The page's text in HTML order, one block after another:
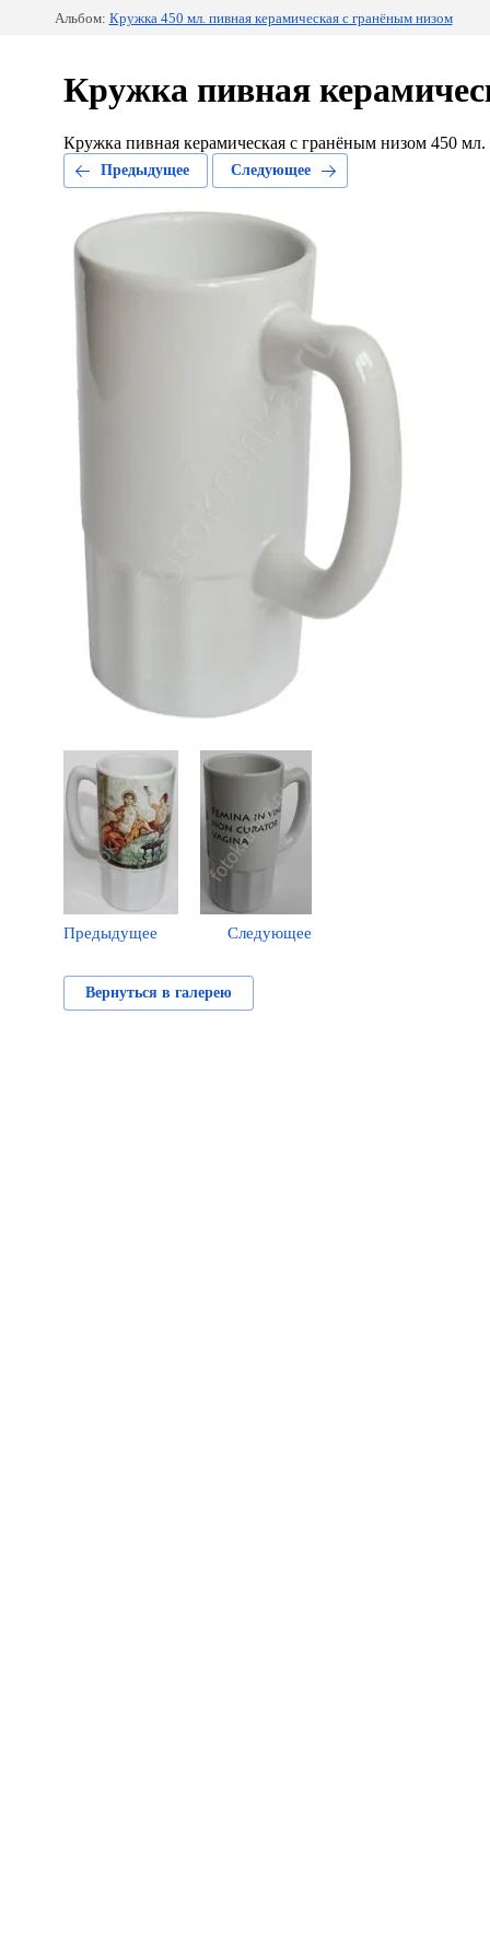
Альбом: Кружка 450 мл. пивная керамическая с гранёным низом
Кружка пивная
Кружка пивная керамическая с гранёным низом 450 мл.
Предыдущее Следующее
Предыдущее Следующее
Вернуться в галерею